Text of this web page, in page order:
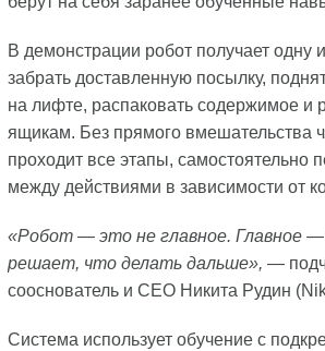
В демонстрации робот получает одну
забрать доставленную посылку,
на лифте, распаковать содержимое и
ящикам. Без прямого вмешательства
проходит все этапы, самостоятельно
между действиями в зависимости от
«Робот — это не главное. Главное
решает, что делать дальше», —
сооснователь и CEO Никита Рудин
Система использует обучение с